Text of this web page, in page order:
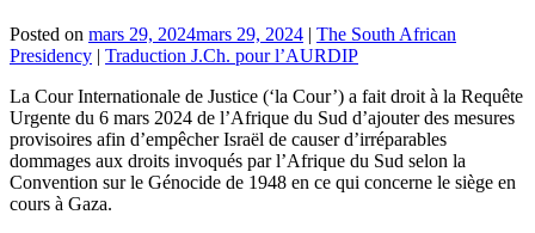
Posted on mars 29, 2024mars 29, 2024 | The South African
Presidency | Traduction J.Ch. pour l’AURDIP
La Cour Internationale de Justice (‘la Cour’) a fait droit à la Requête
Urgente du 6 mars 2024 de l’Afrique du Sud d’ajouter des mesures
provisoires afin d’empêcher Israël de causer d’irréparables
dommages aux droits invoqués par l’Afrique du Sud selon la
Convention sur le Génocide de 1948 en ce qui concerne le siège en
cours à Gaza.